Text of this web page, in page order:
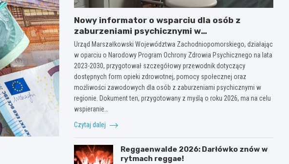
Nowy informator o wsparciu dla osób z
zaburzeniami psychicznymi w
Zachodniopomorskiem na 2026 rok
Urząd Marszałkowski Województwa Zachodniopomorskiego, działając
w oparciu o Narodowy Program Ochrony Zdrowia Psychicznego na lata
2023-2030, przygotował szczegółowy przewodnik dotyczący
dostępnych form opieki zdrowotnej, pomocy społecznej oraz
możliwości zawodowych dla osób z zaburzeniami psychicznymi w
regionie. Dokument ten, przygotowany z myślą o roku 2026, ma na celu
wspieranie…
Czytaj dalej
Reggaenwalde 2026: Darłówko znów w
rytmach reggae!